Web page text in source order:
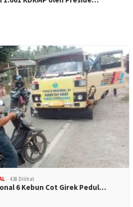
438 Dilihat
6 Kebun Cot Girek Pedul…